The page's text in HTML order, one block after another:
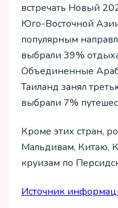
встречать Новый
Юго-Восточной
популярным
выбрали 39%
Объединенные
Таиланд занял
выбрали 7%
Кроме этих стран,
Мальдивам, Китаю,
круизам по
Источник